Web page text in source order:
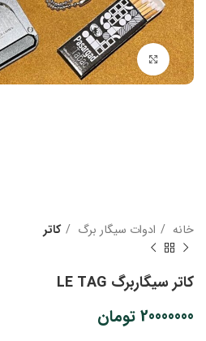
بزرگنمایی تصویر
خانه ادوات سیگار برگ کاتر
کاتر سیگاربرگ LE TAG
20000000 تومان